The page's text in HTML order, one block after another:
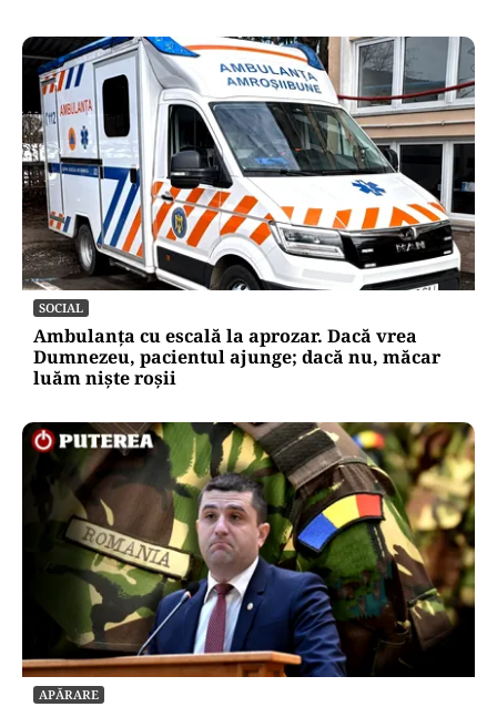
SOCIAL
Ambulanța cu escală la aprozar. Dacă vrea
Dumnezeu, pacientul ajunge; dacă nu, măcar
luăm niște roșii
APĂRARE